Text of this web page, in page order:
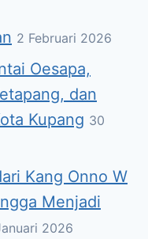
2 Februari 2026
Oesapa,
dan
Kupang 30
Kang Onno W
Menjadi
2026